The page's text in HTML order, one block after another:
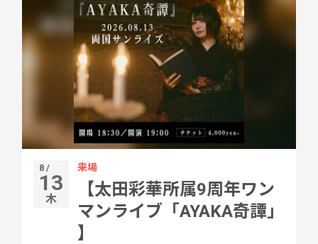
8 /
13
木
来場
【太田彩華所属9周年ワン
マンライブ「AYAKA奇譚」
】